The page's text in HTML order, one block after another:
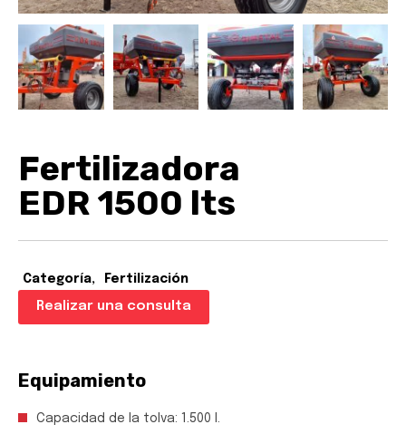
Fertilizadora
EDR 1500 lts
Categoría Fertilización
Realizar una consulta
Equipamiento
Capacidad de la tolva: 1.500 l.